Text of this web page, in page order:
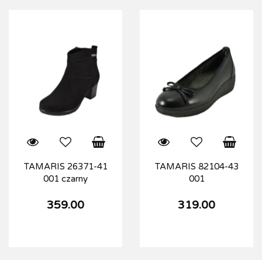
TAMARIS 26371-41
001 czarny
359.00
TAMARIS 82104-43
001
319.00